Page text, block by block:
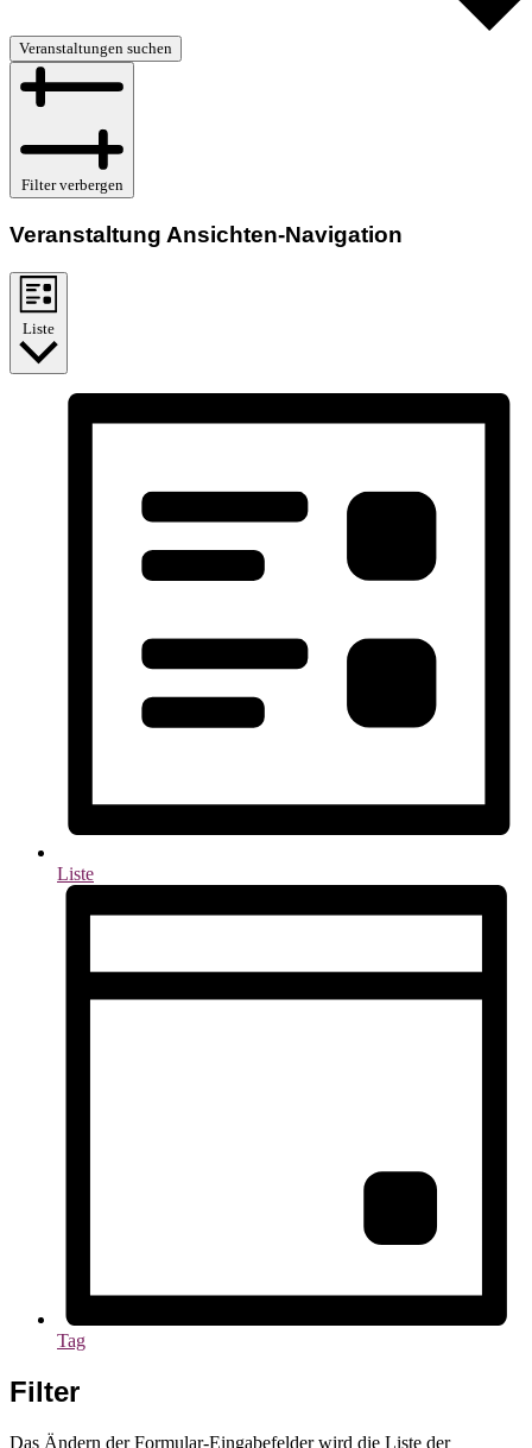
Veranstaltungen suchen
Filter verbergen
Veranstaltung Ansichten-Navigation
Liste
Liste
Tag
Filter
Das Ändern der Formular-Eingabefelder wird die Liste der